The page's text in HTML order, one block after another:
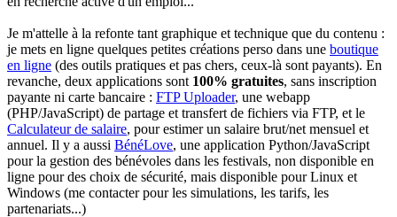
Je m'attelle à la refonte tant graphique et technique que du contenu :
je mets en ligne quelques petites créations perso dans une boutique
en ligne (des outils pratiques et pas chers, ceux-là sont payants). En
revanche, deux applications sont 100% gratuites, sans inscription
payante ni carte bancaire : FTP Uploader, une webapp
(PHP/JavaScript) de partage et transfert de fichiers via FTP, et le
Calculateur de salaire, pour estimer un salaire brut/net mensuel et
annuel. Il y a aussi BénéLove, une application Python/JavaScript
pour la gestion des bénévoles dans les festivals, non disponible en
ligne pour des choix de sécurité, mais disponible pour Linux et
Windows (me contacter pour les simulations, les tarifs, les
partenariats...)